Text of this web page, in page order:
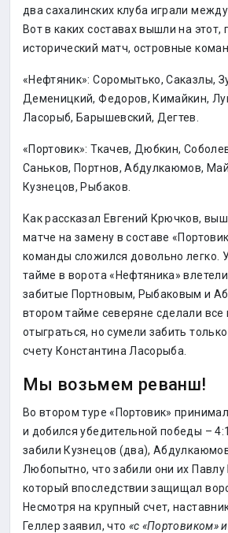
два сахалинских клуба играли
Вот в каких составах вышли на этот,
исторический матч, островные
«Нефтяник»: Соромытько, Саказлы,
Деменицкий, Федоров, Кимайкин,
Ласорыб, Барышевский, Дегтев.
«Портовик»: Ткачев, Дюбкин,
Саньков, Портнов, Абдулкаюмов,
Кузнецов, Рыбаков.
Как рассказал Евгений Крючков,
матче на замену в составе
команды сложился довольно легко.
тайме в ворота «Нефтяника»
забитые Портновым, Рыбаковым и
втором тайме северяне сделали
отыграться, но сумели забить
счету Константина Ласорыба.
Мы возьмем реванш!
Во втором туре «Портовик»
и добился убедительной победы –
забили Кузнецов (два), Абдулкаюмов
Любопытно, что забили они их Павлу
который впоследствии защищал
Несмотря на крупный счет,
Геллер заявил, что «с «Портовиком»